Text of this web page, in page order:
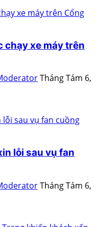
chạy xe máy trên
Tháng Tám 6,
lỗi sau vụ fan
Tháng Tám 6,